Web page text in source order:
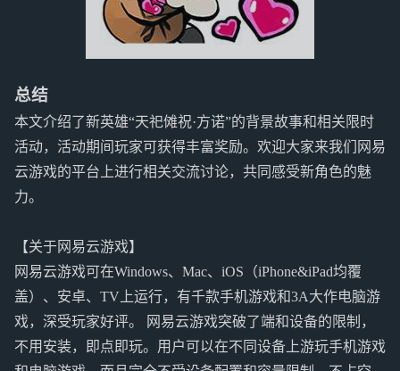
总结
本文介绍了新英雄“天祀傩祝·方诺”的背景故事和相关限时
活动，活动期间玩家可获得丰富奖励。欢迎大家来我们网易
云游戏的平台上进行相关交流讨论，共同感受新角色的魅
力。
【关于网易云游戏】
网易云游戏可在Windows、Mac、iOS（iPhone&iPad均覆
盖）、安卓、TV上运行，有千款手机游戏和3A大作电脑游
戏，深受玩家好评。 网易云游戏突破了端和设备的限制，
不用安装，即点即玩。用户可以在不同设备上游玩手机游戏